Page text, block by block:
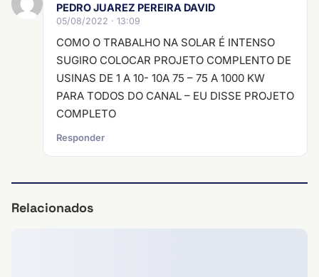
PEDRO JUAREZ PEREIRA DAVID
05/08/2022 · 13:09
COMO O TRABALHO NA SOLAR É INTENSO
SUGIRO COLOCAR PROJETO COMPLENTO DE
USINAS DE 1 A 10- 10A 75 – 75 A 1000 KW
PARA TODOS DO CANAL – EU DISSE PROJETO
COMPLETO
Responder
Relacionados